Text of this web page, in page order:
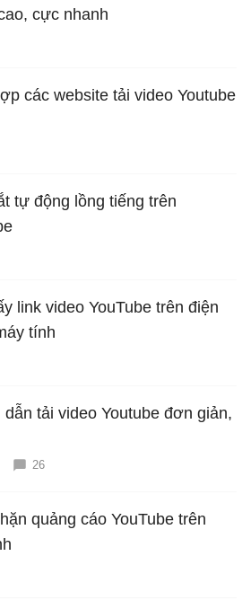
cực nhanh
các website tải video Youtube
tự động lồng tiếng trên
link video YouTube trên điện
tính
tải video Youtube đơn giản,
26
quảng cáo YouTube trên